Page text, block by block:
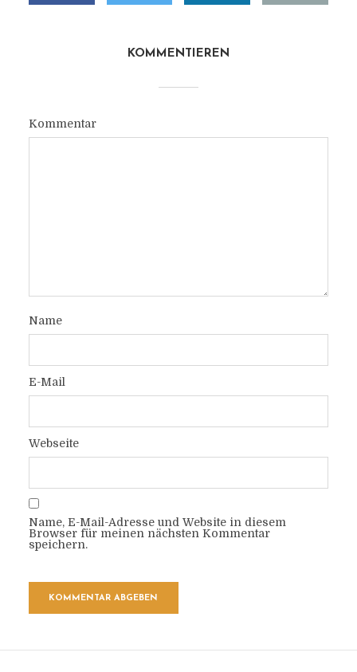
KOMMENTIEREN
Kommentar
Name
E-Mail
Webseite
Name, E-Mail-Adresse und Website in diesem
Browser für meinen nächsten Kommentar
speichern.